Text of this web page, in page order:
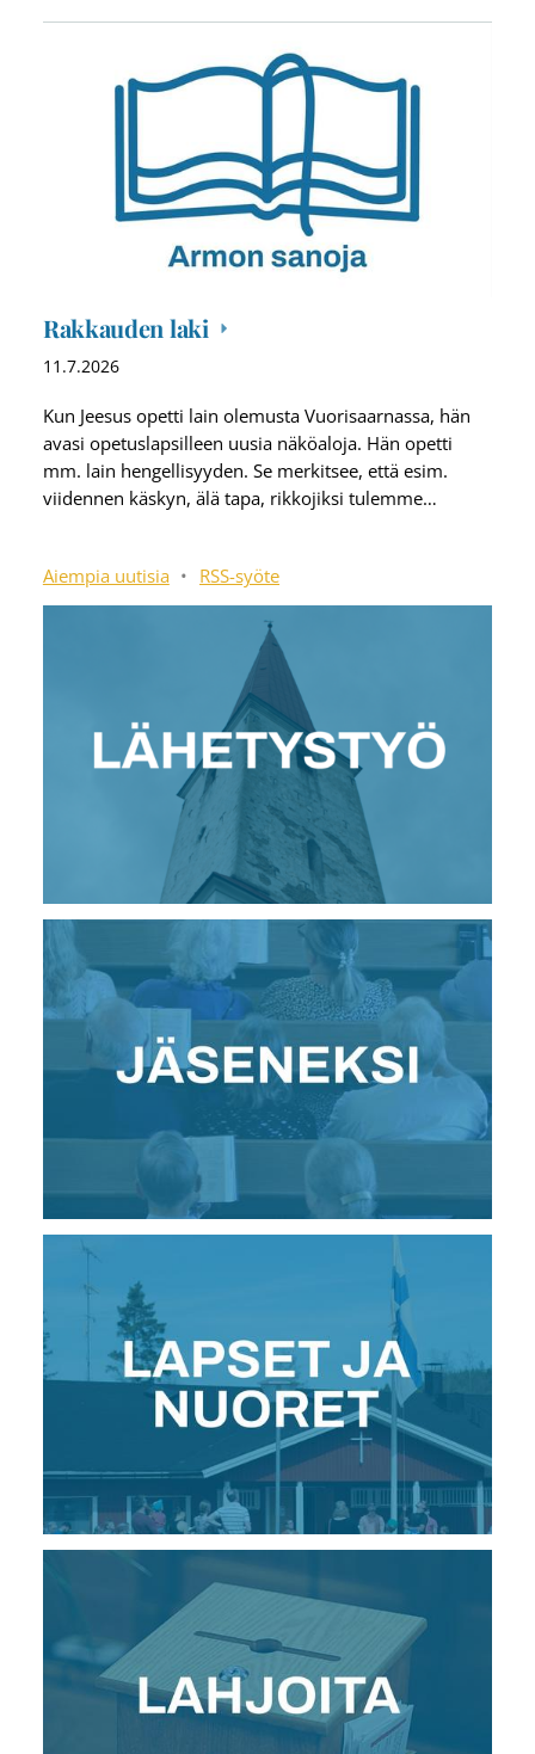
Rakkauden laki
11.7.2026
Kun Jeesus opetti lain olemusta Vuorisaarnassa, hän
avasi opetuslapsilleen uusia näköaloja. Hän opetti
mm. lain hengellisyyden. Se merkitsee, että esim.
viidennen käskyn, älä tapa, rikkojiksi tulemme…
Aiempia uutisia • RSS-syöte